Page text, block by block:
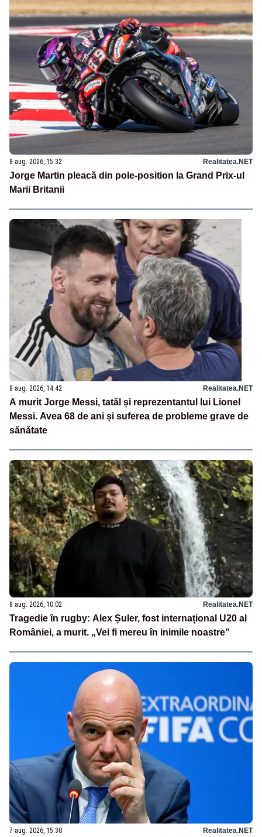
8 aug. 2026, 15:32 Realitatea.NET
Jorge Martin pleacă din pole-position la Grand Prix-ul
Marii Britanii
8 aug. 2026, 14:42 Realitatea.NET
A murit Jorge Messi, tatăl și reprezentantul lui Lionel
Messi. Avea 68 de ani și suferea de probleme grave de
sănătate
8 aug. 2026, 10:02 Realitatea.NET
Tragedie în rugby: Alex Șuler, fost internațional U20 al
României, a murit. „Vei fi mereu în inimile noastre”
7 aug. 2026, 15:30 Realitatea.NET